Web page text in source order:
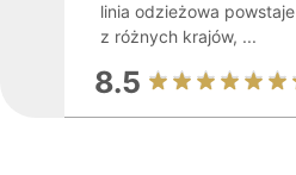
linia odzieżowa
z różnych krajów, ...
8.5